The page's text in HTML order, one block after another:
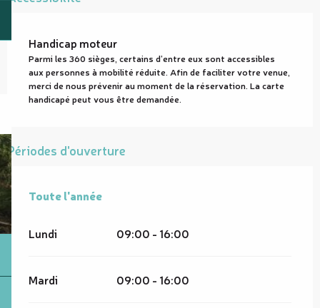
Handicap moteur
Parmi les 360 sièges, certains d’entre eux sont accessibles
aux personnes à mobilité réduite. Afin de faciliter votre venue,
merci de nous prévenir au moment de la réservation. La carte
handicapé peut vous être demandée.
Périodes d'ouverture
Toute l'année
Toute l'année
Lundi 09:00 - 16:00
Mardi 09:00 - 16:00